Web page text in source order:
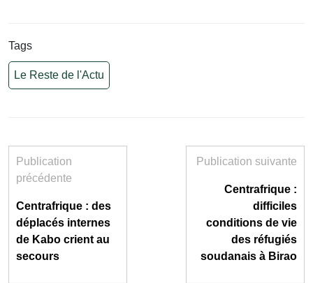
Tags
Le Reste de l'Actu
Publication
précédente
Centrafrique : des
déplacés internes
de Kabo crient au
secours
Publication suivante
Centrafrique :
difficiles
conditions de vie
des réfugiés
soudanais à Birao